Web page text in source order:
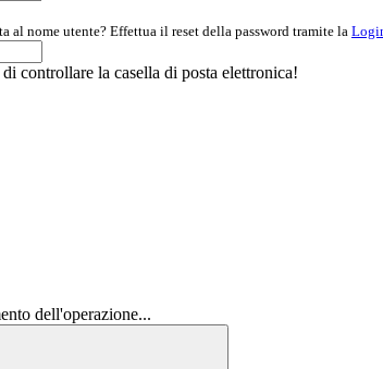
al nome utente? Effettua il reset della password tramite la
controllare la casella di posta elettronica!
dell'operazione...